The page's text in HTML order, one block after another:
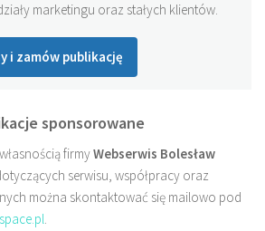
marketingu oraz stałych klientów.
i zamów publikację
sponsorowane
firmyWebserwis Bolesław
serwisu, współpracy oraz
można skontaktować się mailowo pod
.